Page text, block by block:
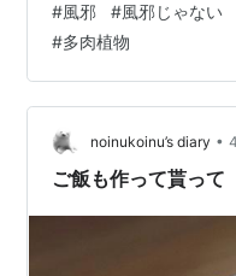
だ後程度の痛みになっ
み込んでも😫って顔に
ご飯もおいしく食べら
だ！ ↓親株から外した
を一緒に植えて様子見
いオブツーサだけは親
#風邪 #風邪じゃない
#多肉植物
noinukoinu’s diary •
ご飯も作って貰って